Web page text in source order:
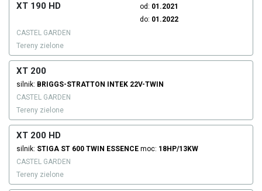
XT 190 HD od: 01.2021
do: 01.2022
CASTEL GARDEN
Tereny zielone
XT 200
silnik: BRIGGS-STRATTON
INTEK 22V-TWIN
CASTEL GARDEN
Tereny zielone
XT 200 HD
silnik: STIGA ST 600 TWIN ESSENCE moc: 18HP/13KW
CASTEL GARDEN
Tereny zielone